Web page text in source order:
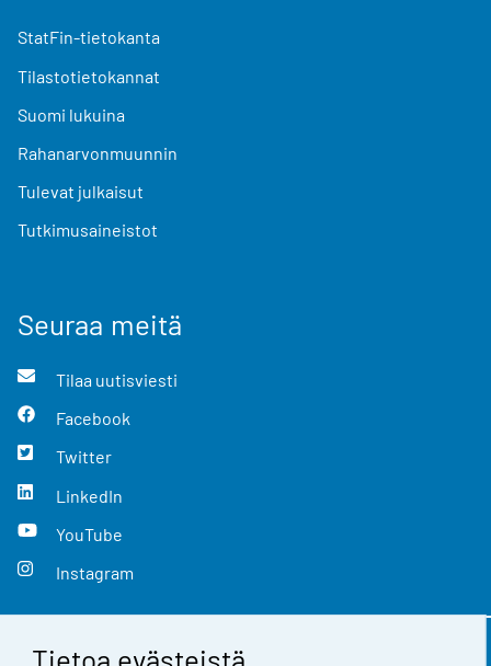
Tietoa evästeistä
StatFin-tietokanta
Tilastotietokannat
Suomi lukuina
Rahanarvonmuunnin
Tulevat julkaisut
Tutkimusaineistot
Seuraa meitä
Tilaa uutisviesti
Facebook
Twitter
LinkedIn
YouTube
Instagram